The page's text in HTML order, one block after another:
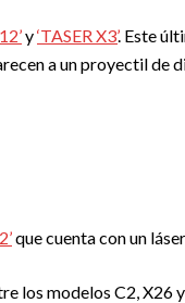
y‘TASER X3’. Este
a un proyectil de
que cuenta con un
los modelos C2, X26